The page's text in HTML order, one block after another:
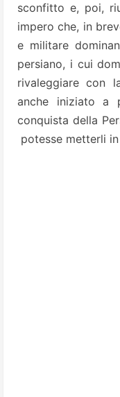
sconfitto e, poi,
impero che, in
e militare
persiano, i cui
rivaleggiare con
anche iniziato a
conquista della
potesse metterli